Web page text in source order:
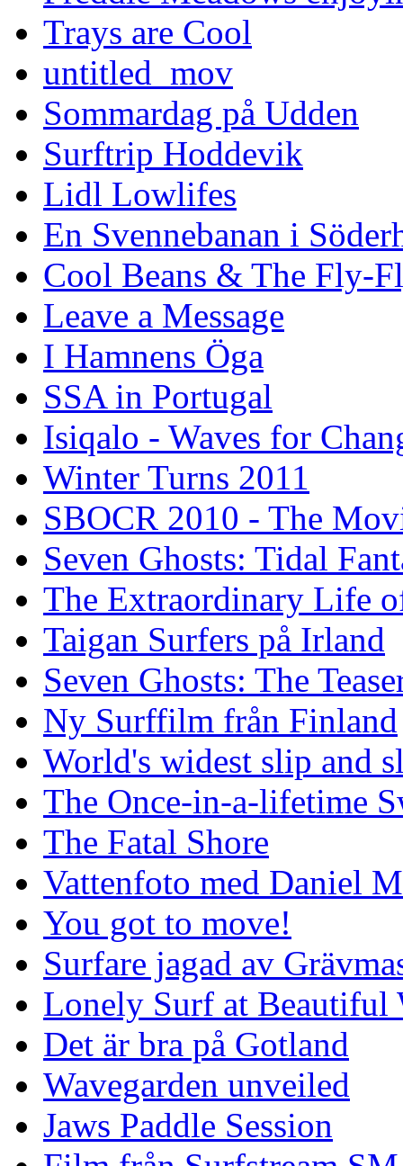
Trays are Cool
untitled_mov
Sommardag på Udden
Surftrip Hoddevik
Lidl Lowlifes
En Svennebanan i
Cool Beans & The Fly-
Leave a Message
I Hamnens Öga
SSA in Portugal
Isiqalo - Waves for
Winter Turns 2011
SBOCR 2010 - The
Seven Ghosts: Tidal
The Extraordinary Life
Taigan Surfers på Irland
Seven Ghosts: The
Ny Surffilm från Finland
World's widest slip and
The Once-in-a-lifetime
The Fatal Shore
Vattenfoto med Daniel
You got to move!
Surfare jagad av
Lonely Surf at Beautiful
Det är bra på Gotland
Wavegarden unveiled
Jaws Paddle Session